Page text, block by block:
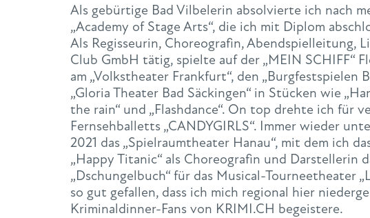
Als gebürtige Bad Vilbelerin absolvierte ich nach
„Academy of Stage Arts“, die ich mit Diplom
Als Regisseurin, Choreografin, Abendspielleitung,
Club GmbH tätig, spielte auf der „MEIN SCHIFF“
am „Volkstheater Frankfurt“, den „Burgfestspielen
„Gloria Theater Bad Säckingen“ in Stücken wie
the rain“ und „Flashdance“. On top drehte ich für
Fernsehballetts „CANDYGIRLS“. Immer wieder
2021 das „Spielraumtheater Hanau“, mit dem ich
„Happy Titanic“ als Choreografin und Darstellerin
„Dschungelbuch“ für das Musical-Tourneetheater
so gut gefallen, dass ich mich regional hier
Kriminaldinner-Fans von KRIMI.CH begeistere.